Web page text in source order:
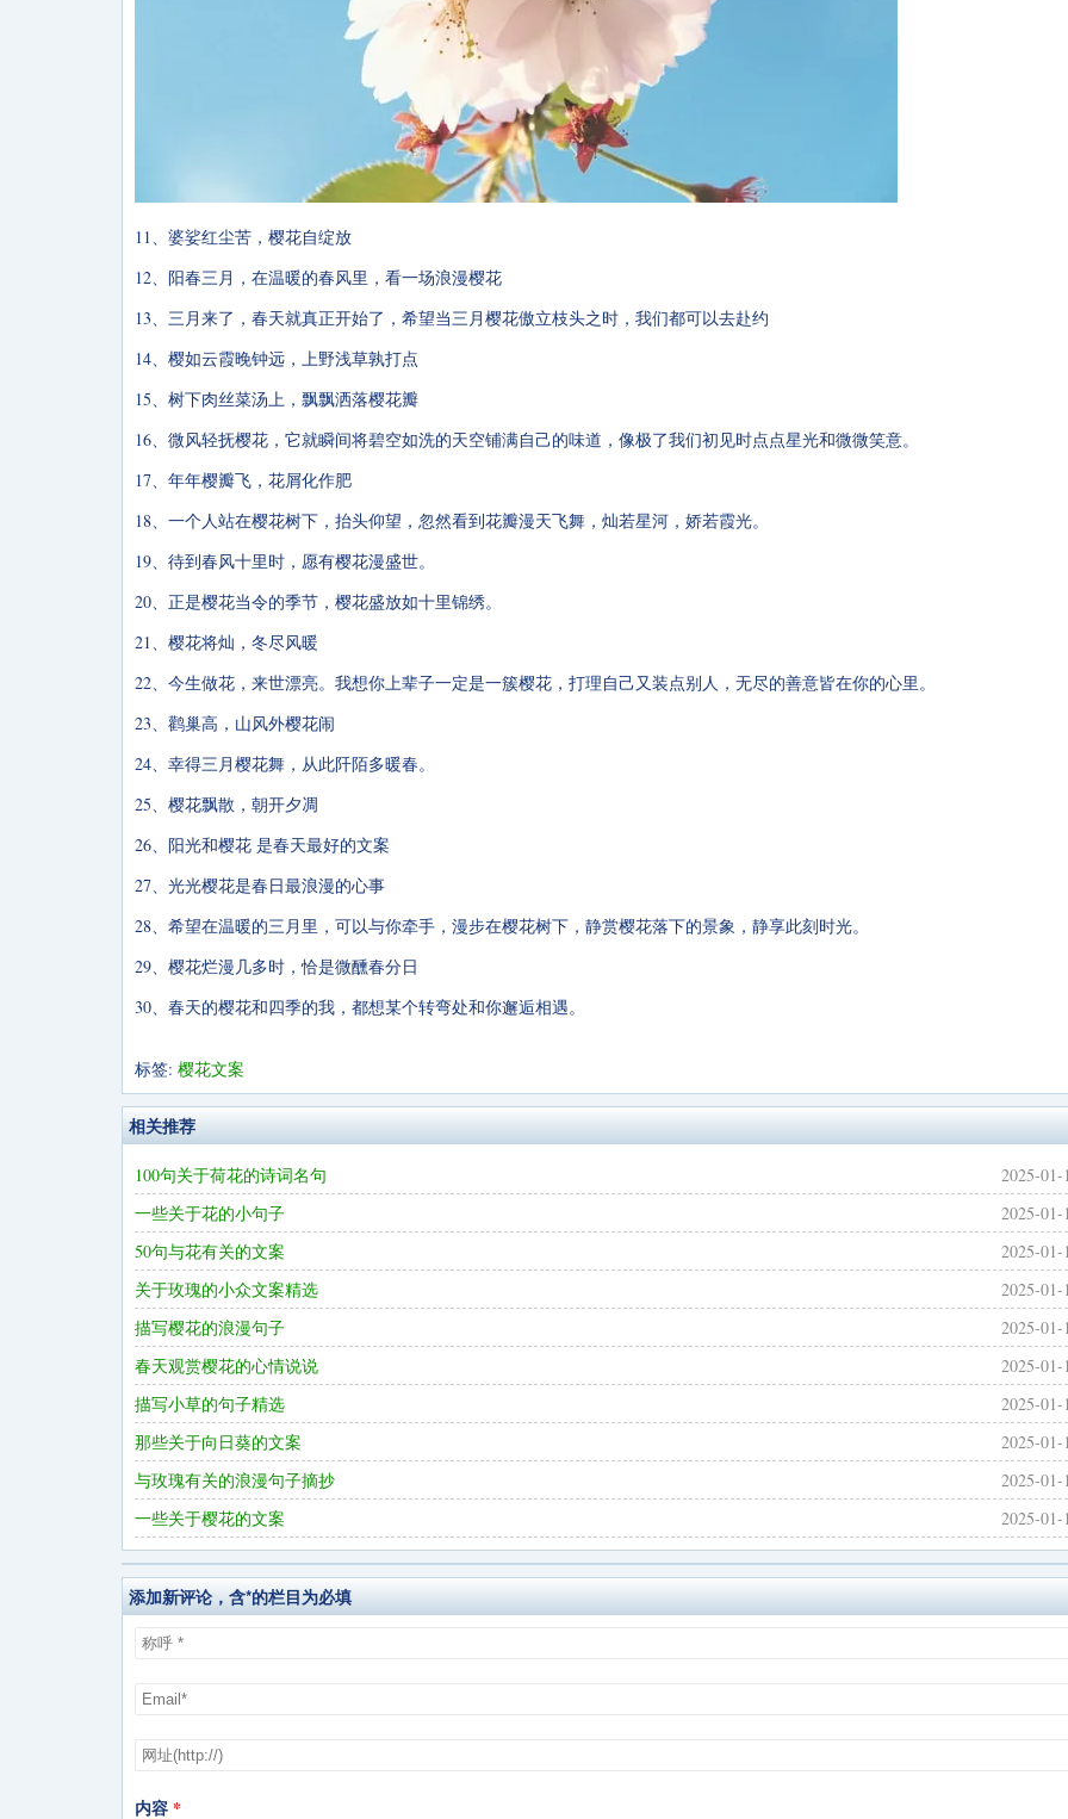
11、婆娑红尘苦，樱花自绽放
12、阳春三月，在温暖的春风里，看一场浪漫樱花
13、三月来了，春天就真正开始了，希望当三月樱花傲立枝头之时，我们都可以去赴约
14、樱如云霞晚钟远，上野浅草孰打点
15、树下肉丝菜汤上，飘飘洒落樱花瓣
16、微风轻抚樱花，它就瞬间将碧空如洗的天空铺满自己的味道，像极了我们初见时点点星光和微微笑意。
17、年年樱瓣飞，花屑化作肥
18、一个人站在樱花树下，抬头仰望，忽然看到花瓣漫天飞舞，灿若星河，娇若霞光。
19、待到春风十里时，愿有樱花漫盛世。
20、正是樱花当令的季节，樱花盛放如十里锦绣。
21、樱花将灿，冬尽风暖
22、今生做花，来世漂亮。我想你上辈子一定是一簇樱花，打理自己又装点别人，无尽的善意皆在你的心里。
23、鹳巢高，山风外樱花闹
24、幸得三月樱花舞，从此阡陌多暖春。
25、樱花飘散，朝开夕凋
26、阳光和樱花 是春天最好的文案
27、光光樱花是春日最浪漫的心事
28、希望在温暖的三月里，可以与你牵手，漫步在樱花树下，静赏樱花落下的景象，静享此刻时光。
29、樱花烂漫几多时，恰是微醺春分日
30、春天的樱花和四季的我，都想某个转弯处和你邂逅相遇。
标签: 樱花文案
相关推荐
2025-01-
100句关于荷花的诗词名句
2025-01-
一些关于花的小句子
2025-01-
50句与花有关的文案
2025-01-
关于玫瑰的小众文案精选
2025-01-
描写樱花的浪漫句子
2025-01-
春天观赏樱花的心情说说
2025-01-
描写小草的句子精选
2025-01-
那些关于向日葵的文案
2025-01-
与玫瑰有关的浪漫句子摘抄
2025-01-
一些关于樱花的文案
添加新评论，含*的栏目为必填
内容